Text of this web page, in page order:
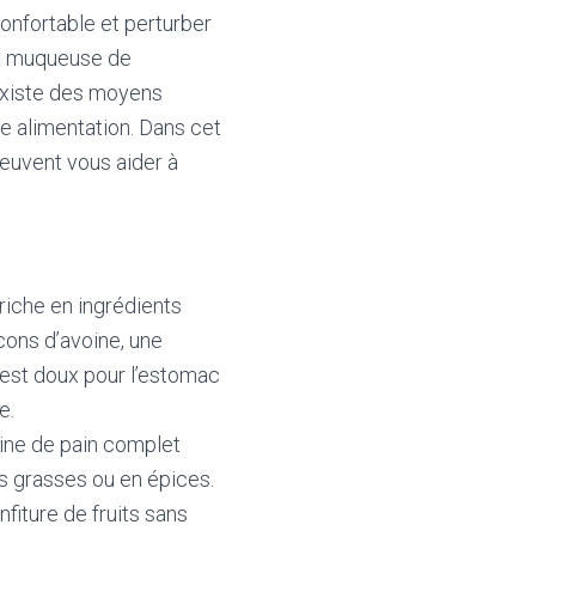
et perturber
de
des moyens
alimentation. Dans cet
vous aider à
en ingrédients
d’avoine, une
doux pour l’estomac
de pain complet
grasses ou en épices.
de fruits sans